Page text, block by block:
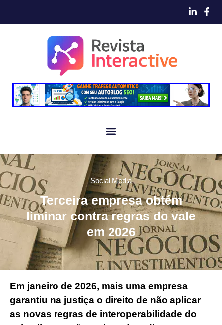
Social Media
Terceira empresa obtém
liminar contra regras do vale
em 2026
Em janeiro de 2026, mais uma empresa
garantiu na justiça o direito de não aplicar
as novas regras de interoperabilidade do